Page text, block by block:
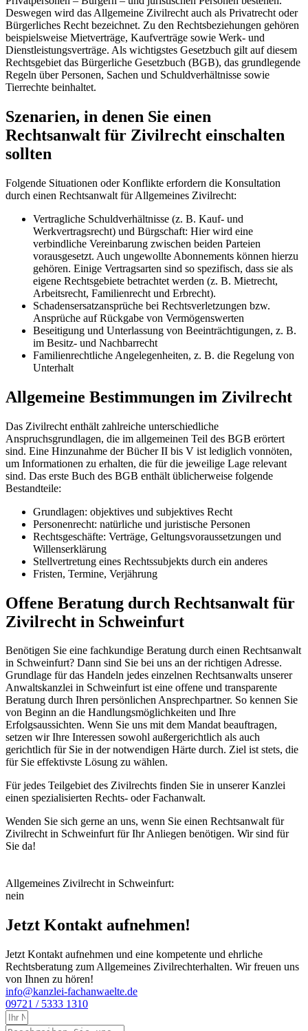
Deswegen wird das Allgemeine Zivilrecht auch als Privatrecht oder
Bürgerliches Recht bezeichnet. Zu den Rechtsbeziehungen gehören
beispielsweise Mietverträge, Kaufverträge sowie Werk- und
Dienstleistungsverträge. Als wichtigstes Gesetzbuch gilt auf diesem
Rechtsgebiet das Bürgerliche Gesetzbuch (BGB), das grundlegende
Regeln über Personen, Sachen und Schuldverhältnisse sowie
Tierrechte beinhaltet.
Szenarien, in denen Sie einen
Rechtsanwalt für Zivilrecht einschalten
sollten
Folgende Situationen oder Konflikte erfordern die Konsultation
durch einen Rechtsanwalt für Allgemeines Zivilrecht:
Vertragliche Schuldverhältnisse (z. B. Kauf- und
Werkvertragsrecht) und Bürgschaft: Hier wird eine
verbindliche Vereinbarung zwischen beiden Parteien
vorausgesetzt. Auch ungewollte Abonnements können hierzu
gehören. Einige Vertragsarten sind so spezifisch, dass sie als
eigene Rechtsgebiete betrachtet werden (z. B. Mietrecht,
Arbeitsrecht, Familienrecht und Erbrecht).
Schadensersatzansprüche bei Rechtsverletzungen bzw.
Ansprüche auf Rückgabe von Vermögenswerten
Beseitigung und Unterlassung von Beeinträchtigungen, z. B.
im Besitz- und Nachbarrecht
Familienrechtliche Angelegenheiten, z. B. die Regelung von
Unterhalt
Allgemeine Bestimmungen im Zivilrecht
Das Zivilrecht enthält zahlreiche unterschiedliche
Anspruchsgrundlagen, die im allgemeinen Teil des BGB erörtert
sind. Eine Hinzunahme der Bücher II bis V ist lediglich vonnöten,
um Informationen zu erhalten, die für die jeweilige Lage relevant
sind. Das erste Buch des BGB enthält üblicherweise folgende
Bestandteile:
Grundlagen: objektives und subjektives Recht
Personenrecht: natürliche und juristische Personen
Rechtsgeschäfte: Verträge, Geltungsvoraussetzungen und
Willenserklärung
Stellvertretung eines Rechtssubjekts durch ein anderes
Fristen, Termine, Verjährung
Offene Beratung durch Rechtsanwalt für
Zivilrecht in Schweinfurt
Benötigen Sie eine fachkundige Beratung durch einen Rechtsanwalt
in Schweinfurt? Dann sind Sie bei uns an der richtigen Adresse.
Grundlage für das Handeln jedes einzelnen Rechtsanwalts unserer
Anwaltskanzlei in Schweinfurt ist eine offene und transparente
Beratung durch Ihren persönlichen Ansprechpartner. So kennen Sie
von Beginn an die Handlungsmöglichkeiten und Ihre
Erfolgsaussichten. Wenn Sie uns mit dem Mandat beauftragen,
setzen wir Ihre Interessen sowohl außergerichtlich als auch
gerichtlich für Sie in der notwendigen Härte durch. Ziel ist stets, die
für Sie effektivste Lösung zu wählen.
Für jedes Teilgebiet des Zivilrechts finden Sie in unserer Kanzlei
einen spezialisierten Rechts- oder Fachanwalt.
Wenden Sie sich gerne an uns, wenn Sie einen Rechtsanwalt für
Zivilrecht in Schweinfurt für Ihr Anliegen benötigen. Wir sind für
Sie da!
Allge­meines Zivil­recht in Schweinfurt:
nein
Jetzt Kontakt aufnehmen!
Jetzt Kontakt aufnehmen und eine kompetente und ehrliche
Rechtsberatung zum Allge­meines Zivil­rechterhalten. Wir freuen uns
von Ihnen zu hören!
info@kanzlei-fachanwaelte.de
09721 / 5333 1310